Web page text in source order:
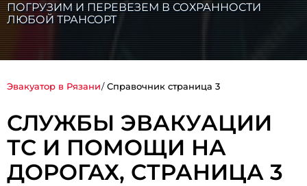
ПОГРУЗИМ И ПЕРЕВЕЗЕМ В СОХРАННОСТИ
ЛЮБОЙ ТРАНСОРТ
Эвакуатор в Рязани Справочник страница 3
СЛУЖБЫ ЭВАКУАЦИИ
ТС И ПОМОЩИ НА
ДОРОГАХ, CТРАНИЦА 3